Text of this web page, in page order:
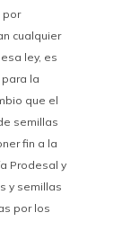
por
cualquier
ley, es
para la
que el
semillas
fin a la
Prodesal y
y semillas
por los